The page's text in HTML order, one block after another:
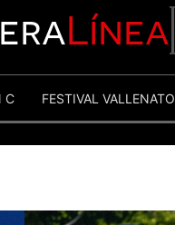
Línea
C FESTIVAL VALLENATO